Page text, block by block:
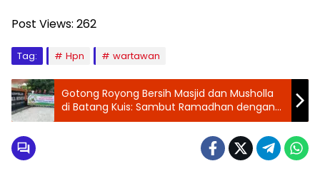
Post Views: 262
Tag: Hpn wartawan
Gotong Royong Bersih Masjid dan Musholla
di Batang Kuis: Sambut Ramadhan dengan
Lingkungan Ibadah yang Nyaman